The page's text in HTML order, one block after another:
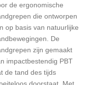
de ergonomische
die ontworpen
op basis van natuurlijke
De
zijn gemaakt
impactbestendig PBT
de tand des tijds